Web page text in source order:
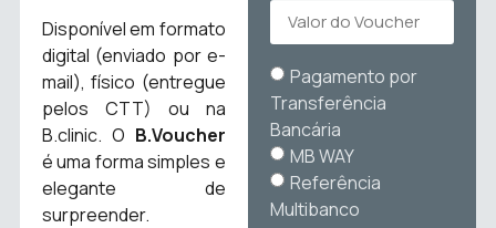
Disponível em formato
digital (enviado por e-
mail), físico (entregue
pelos CTT) ou na
B.clinic. O B.Voucher
é uma forma simples e
elegante de
surpreender.
Pagamento por
Transferência
Bancária
MB WAY
Referência
Multibanco